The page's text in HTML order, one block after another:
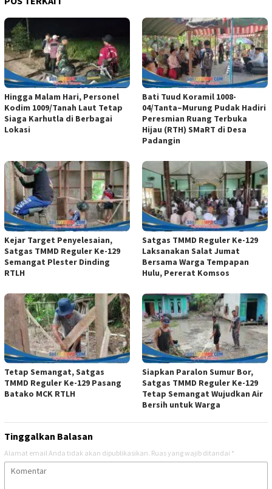
Hingga Malam Hari, Personel
Kodim 1009/Tanah Laut Tetap
Siaga Karhutla di Berbagai
Lokasi
Bati Tuud Koramil 1008-
04/Tanta–Murung Pudak Hadiri
Peresmian Ruang Terbuka
Hijau (RTH) SMaRT di Desa
Padangin
Kejar Target Penyelesaian,
Satgas TMMD Reguler Ke-129
Semangat Plester Dinding
RTLH
Satgas TMMD Reguler Ke-129
Laksanakan Salat Jumat
Bersama Warga Tempapan
Hulu, Pererat Komsos
Tetap Semangat, Satgas
TMMD Reguler Ke-129 Pasang
Batako MCK RTLH
Siapkan Paralon Sumur Bor,
Satgas TMMD Reguler Ke-129
Tetap Semangat Wujudkan Air
Bersih untuk Warga
Tinggalkan Balasan
Alamat email Anda tidak akan dipublikasikan. Ruas yang wajib ditandai *